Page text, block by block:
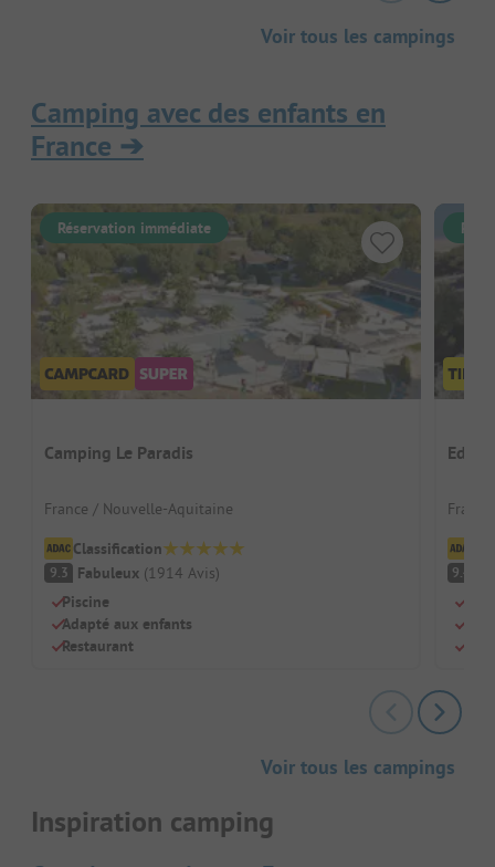
Voir tous les campings
Camping avec des enfants en
France ➔
Réservation immédiate
Camping Le Paradis
France / Nouvelle-Aquitaine
Classification
9.3 Fabuleux (1914 Avis)
Piscine
Adapté aux enfants
Restaurant
Eden
9.4
Voir tous les campings
Inspiration camping